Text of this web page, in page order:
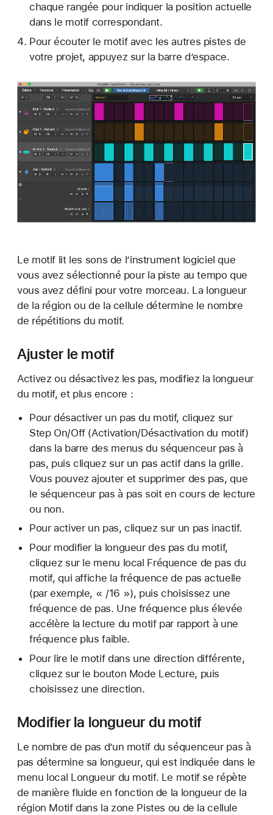
chaque rangée pour indiquer la position actuelle
dans le motif correspondant.
Pour écouter le motif avec les autres pistes de
votre projet, appuyez sur la barre d’espace.
Le motif lit les sons de l’instrument logiciel que
vous avez sélectionné pour la piste au tempo que
vous avez défini pour votre morceau. La longueur
de la région ou de la cellule détermine le nombre
de répétitions du motif.
Ajuster le motif
Activez ou désactivez les pas, modifiez la longueur
du motif, et plus encore :
Pour désactiver un pas du motif, cliquez sur
Step On/Off (Activation/Désactivation du motif)
dans la barre des menus du séquenceur pas à
pas, puis cliquez sur un pas actif dans la grille.
Vous pouvez ajouter et supprimer des pas, que
le séquenceur pas à pas soit en cours de lecture
ou non.
Pour activer un pas, cliquez sur un pas inactif.
Pour modifier la longueur des pas du motif,
cliquez sur le menu local Fréquence de pas du
motif, qui affiche la fréquence de pas actuelle
(par exemple, « /16 »), puis choisissez une
fréquence de pas. Une fréquence plus élevée
accélère la lecture du motif par rapport à une
fréquence plus faible.
Pour lire le motif dans une direction différente,
cliquez sur le bouton Mode Lecture, puis
choisissez une direction.
Modifier la longueur du motif
Le nombre de pas d’un motif du séquenceur pas à
pas détermine sa longueur, qui est indiquée dans le
menu local Longueur du motif. Le motif se répète
de manière fluide en fonction de la longueur de la
région Motif dans la zone Pistes ou de la cellule